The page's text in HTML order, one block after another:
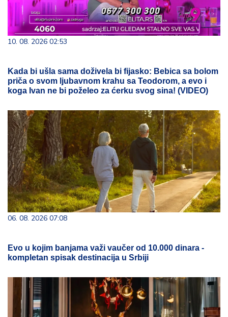
10. 08. 2026 02:53
Kada bi ušla sama doživela bi fijasko: Bebica sa bolom
priča o svom ljubavnom krahu sa Teodorom, a evo i
koga Ivan ne bi poželeo za ćerku svog sina! (VIDEO)
06. 08. 2026 07:08
Evo u kojim banjama važi vaučer od 10.000 dinara -
kompletan spisak destinacija u Srbiji